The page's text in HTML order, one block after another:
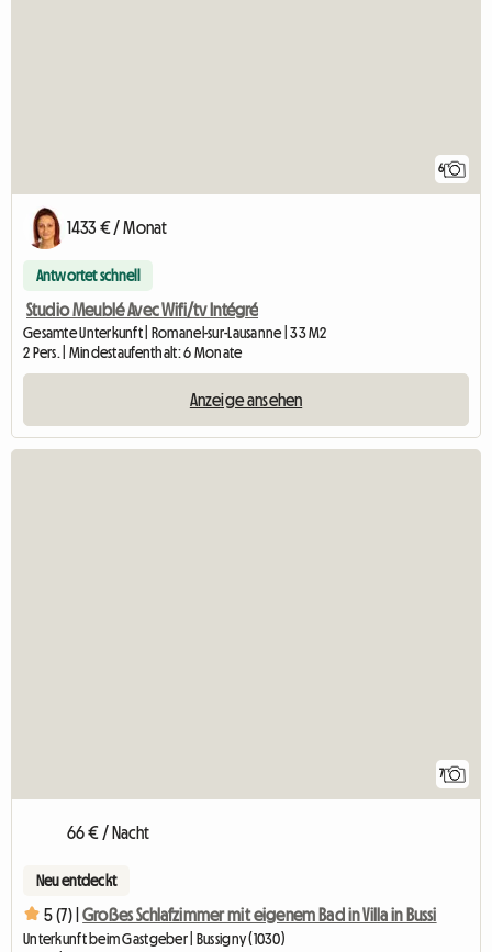
6
1433 € / Monat
Antwortet schnell
Studio Meublé Avec Wifi/tv Intégré
Gesamte Unterkunft | Romanel-sur-Lausanne | 33 M2
2 Pers. | Mindestaufenthalt: 6 Monate
Anzeige ansehen
7
66 € / Nacht
Neu entdeckt
5 (7) | Großes Schlafzimmer mit eigenem Bad in Villa in Bussi
Unterkunft beim Gastgeber | Bussigny (1030)